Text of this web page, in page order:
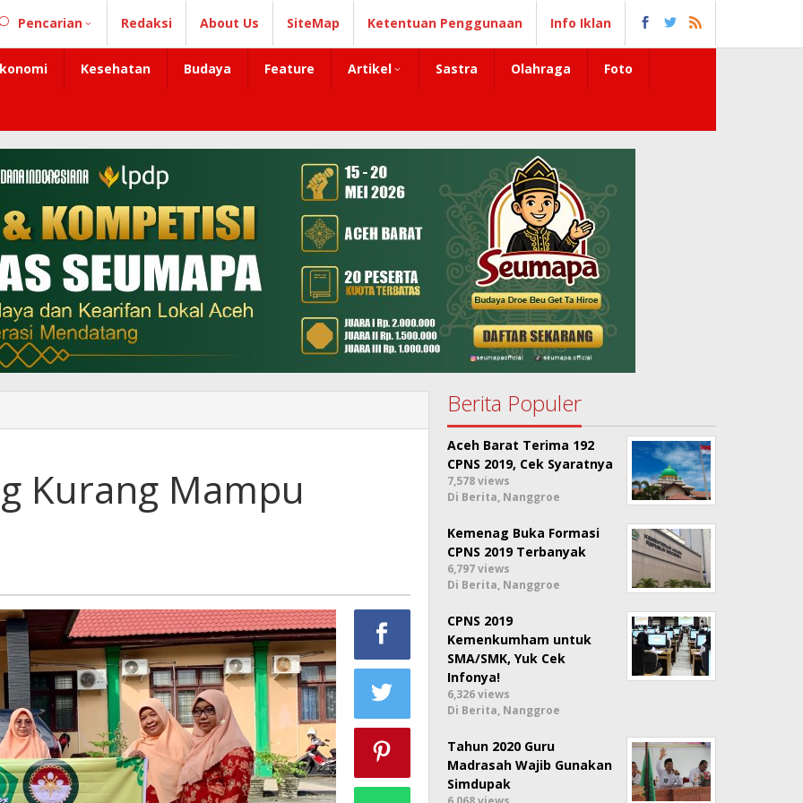
Pencarian Redaksi About Us SiteMap Ketentuan Penggunaan Info Iklan
Kesehatan Budaya Feature Artikel Sastra Olahraga Foto
Kurang Mampu
Berita Populer
Aceh Barat Terima 192
CPNS 2019, Cek Syaratnya
7,578 views
Di Berita, Nanggroe
Kemenag Buka Formasi
CPNS 2019 Terbanyak
6,797 views
Di Berita, Nanggroe
CPNS 2019
Kemenkumham untuk
SMA/SMK, Yuk Cek
Infonya!
6,326 views
Di Berita, Nanggroe
Tahun 2020 Guru
Madrasah Wajib Gunakan
Simdupak